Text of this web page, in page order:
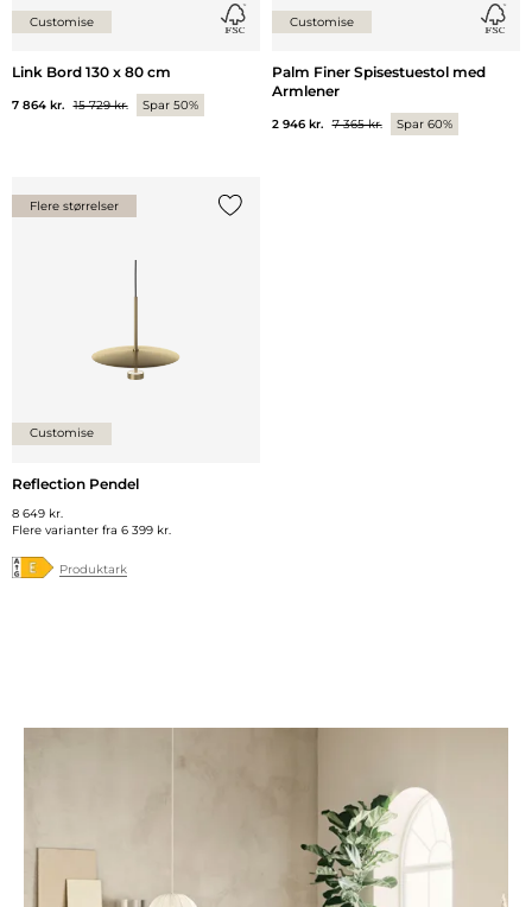
Customise
Link Bord 130 x 80 cm
7 864 kr. 15 729 kr. Spar 50%
Customise
Palm Finer Spisestuestol med
Armlener
2 946 kr. 7 365 kr. Spar 60%
Flere størrelser
Customise
Reflection Pendel
8 649 kr.
Flere varianter fra 6 399 kr.
Produktark